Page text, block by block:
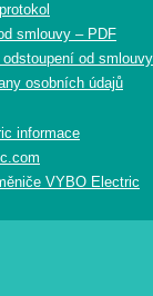
smlouvy – PDF
odstoupení od smlouvy
osobních údajů
informace
VYBO Electric